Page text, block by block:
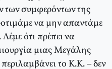
των συμφερόντων της
να μην απαντάμε
ότι πρέπει να
μιας Μεγάλης
το Κ.Κ. – δεν